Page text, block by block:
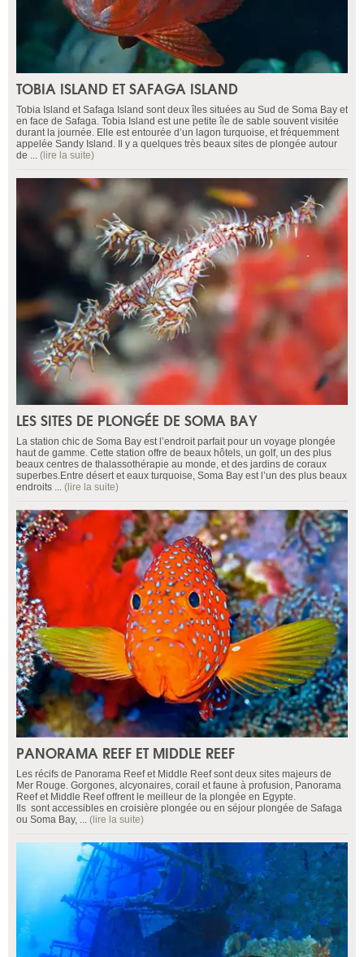
TOBIA ISLAND ET SAFAGA ISLAND
Tobia Island et Safaga Island sont deux îles situées au Sud de Soma Bay et
en face de Safaga. Tobia Island est une petite île de sable souvent visitée
durant la journée. Elle est entourée d’un lagon turquoise, et fréquemment
appelée Sandy Island. Il y a quelques très beaux sites de plongée autour
de ... (lire la suite)
LES SITES DE PLONGÉE DE SOMA BAY
La station chic de Soma Bay est l’endroit parfait pour un voyage plongée
haut de gamme. Cette station offre de beaux hôtels, un golf, un des plus
beaux centres de thalassothérapie au monde, et des jardins de coraux
superbes.Entre désert et eaux turquoise, Soma Bay est l’un des plus beaux
endroits ... (lire la suite)
PANORAMA REEF ET MIDDLE REEF
Les récifs de Panorama Reef et Middle Reef sont deux sites majeurs de
Mer Rouge. Gorgones, alcyonaires, corail et faune à profusion, Panorama
Reef et Middle Reef offrent le meilleur de la plongée en Egypte.
Ils sont accessibles en croisière plongée ou en séjour plongée de Safaga
ou Soma Bay, ... (lire la suite)